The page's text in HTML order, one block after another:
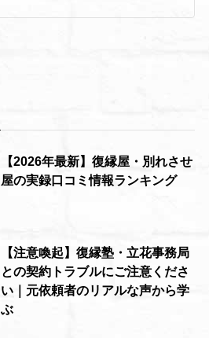
【2026年最新】復縁屋・別れさせ
屋の実録口コミ情報ランキング
【注意喚起】復縁塾・立花事務局
との契約トラブルにご注意くださ
い｜元依頼者のリアルな声から学
ぶ